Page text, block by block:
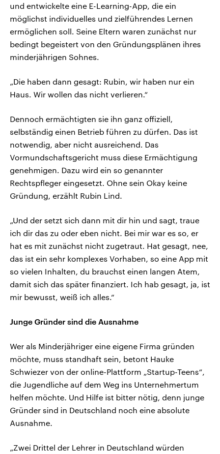
und entwickelte eine E-Learning-App, die ein
möglichst individuelles und zielführendes Lernen
ermöglichen soll. Seine Eltern waren zunächst nur
bedingt begeistert von den Gründungsplänen ihres
minderjährigen Sohnes.
„Die haben dann gesagt: Rubin, wir haben nur ein
Haus. Wir wollen das nicht verlieren.“
Dennoch ermächtigten sie ihn ganz offiziell,
selbständig einen Betrieb führen zu dürfen. Das ist
notwendig, aber nicht ausreichend. Das
Vormundschaftsgericht muss diese Ermächtigung
genehmigen. Dazu wird ein so genannter
Rechtspfleger eingesetzt. Ohne sein Okay keine
Gründung, erzählt Rubin Lind.
„Und der setzt sich dann mit dir hin und sagt, traue
ich dir das zu oder eben nicht. Bei mir war es so, er
hat es mit zunächst nicht zugetraut. Hat gesagt, nee,
das ist ein sehr komplexes Vorhaben, so eine App mit
so vielen Inhalten, du brauchst einen langen Atem,
damit sich das später finanziert. Ich hab gesagt, ja, ist
mir bewusst, weiß ich alles.“
Junge Gründer sind die Ausnahme
Wer als Minderjähriger eine eigene Firma gründen
möchte, muss standhaft sein, betont Hauke
Schwiezer von der online-Plattform „Startup-Teens“,
die Jugendliche auf dem Weg ins Unternehmertum
helfen möchte. Und Hilfe ist bitter nötig, denn junge
Gründer sind in Deutschland noch eine absolute
Ausnahme.
„Zwei Drittel der Lehrer in Deutschland würden